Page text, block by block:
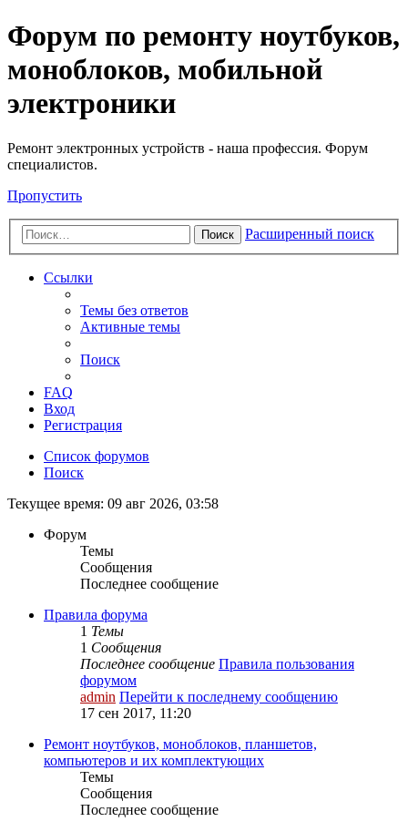
Регистрация
Форум по ремонту ноутбуков,
моноблоков, мобильной
электроники
Ремонт электронных устройств - наша профессия. Форум
специалистов.
Пропустить
Поиск Расширенный поиск
Ссылки
Темы без ответов
Активные темы
Поиск
FAQ
Вход
Регистрация
Список форумов
Поиск
Текущее время: 09 авг 2026, 03:58
Форум
Темы
Сообщения
Последнее сообщение
Правила форума
1 Темы
1 Сообщения
Последнее сообщение Правила пользования
форумом
admin Перейти к последнему сообщению
17 сен 2017, 11:20
Ремонт ноутбуков, моноблоков, планшетов,
компьютеров и их комплектующих
Темы
Сообщения
Последнее сообщение